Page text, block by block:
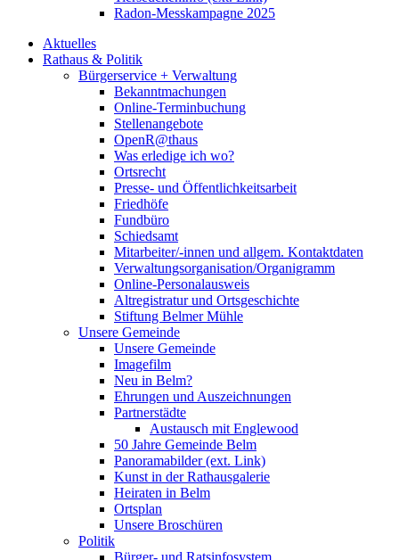
Radon-Messkampagne 2025
Aktuelles
Rathaus & Politik
Bürgerservice + Verwaltung
Bekanntmachungen
Online-Terminbuchung
Stellenangebote
OpenR@thaus
Was erledige ich wo?
Ortsrecht
Presse- und Öffentlichkeitsarbeit
Friedhöfe
Fundbüro
Schiedsamt
Mitarbeiter/-innen und allgem. Kontaktdaten
Verwaltungsorganisation/Organigramm
Online-Personalausweis
Altregistratur und Ortsgeschichte
Stiftung Belmer Mühle
Unsere Gemeinde
Unsere Gemeinde
Imagefilm
Neu in Belm?
Ehrungen und Auszeichnungen
Partnerstädte
Austausch mit Englewood
50 Jahre Gemeinde Belm
Panoramabilder (ext. Link)
Kunst in der Rathausgalerie
Heiraten in Belm
Ortsplan
Unsere Broschüren
Politik
Bürger- und Ratsinfosystem